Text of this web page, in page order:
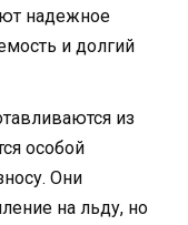
надежное
и долгий
из
особой
Они
на льду, но